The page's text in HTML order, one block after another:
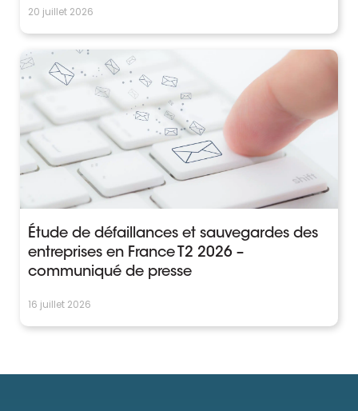
20 juillet 2026
Étude de défaillances et sauvegardes des
entreprises en France T2 2026 –
communiqué de presse
16 juillet 2026